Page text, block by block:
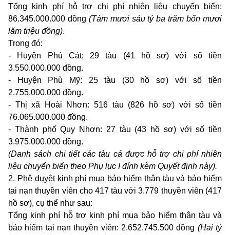
Tổng kinh phí hỗ trợ chi phí nhiên liệu chuyến biển:
86.345.000.000 đồng (Tám mươi sáu tỷ ba trăm bốn mươi
lăm triệu đồng).
Trong đó:
- Huyện Phù Cát: 29 tàu (41 hồ sơ) với số tiền
3.550.000.000 đồng.
- Huyện Phù Mỹ: 25 tàu (30 hồ sơ) với số tiền
2.755.000.000 đồng.
- Thị xã Hoài Nhơn: 516 tàu (826 hồ sơ) với số tiền
76.065.000.000 đồng.
- Thành phố Quy Nhơn: 27 tàu (43 hồ sơ) với số tiền
3.975.000.000 đồng.
(Danh sách chi tiết các tàu cá được hỗ trợ chi phí nhiên
liệu chuyến biển theo Phụ lục I đính kèm Quyết định này).
2. Phê duyệt kinh phí mua bảo hiểm thân tàu và bảo hiểm
tai nạn thuyền viên cho 417tàu với3.779 thuyền viên (417
hồ sơ), cụ thể như sau:
Tổng kinh phí hỗ trợ kinh phí mua bảo hiểm thân tàu và
bảo hiểm tai nạn thuyền viên: 2.652.745.500đồng (Haitỷ